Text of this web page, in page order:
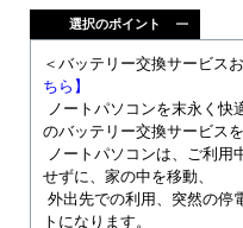
選択のポイント
＜バッテリー交換サービス
ちら】
ノートパソコンを末永く快
のバッテリー交換サービス
ノートパソコンは、ご利用
せずに、家の中を移動、
外出先での利用、突然の停
トになります。